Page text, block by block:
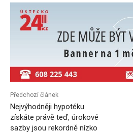
Předchozí článek
Nejvýhodněji hypotéku
získáte právě teď, úrokové
sazby jsou rekordně nízko